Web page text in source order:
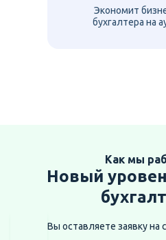
Экономит
бухгалтера на
Как мы
Новый
Вы оставляете заявку на